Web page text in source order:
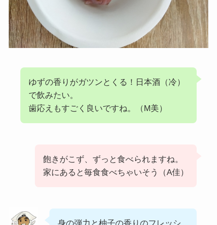
ゆずの香りがガツンとくる！日本酒（冷）
で飲みたい。
歯応えもすごく良いですね。（M美）
飽きがこず、ずっと食べられますね。
家にあると毎食食べちゃいそう（A佳）
身の弾力と柚子の香りのフレッシ